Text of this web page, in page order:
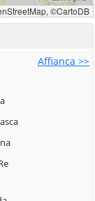
Affianca >>